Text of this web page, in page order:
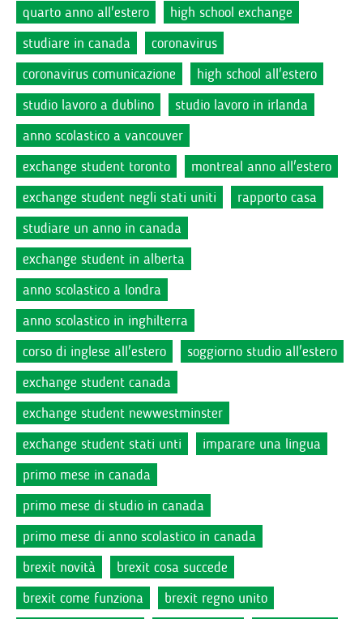
quarto anno all'estero
high school exchange
studiare in canada
coronavirus
coronavirus comunicazione
high school all'estero
studio lavoro a dublino
studio lavoro in irlanda
anno scolastico a vancouver
exchange student toronto
montreal anno all'estero
exchange student negli stati uniti
rapporto casa
studiare un anno in canada
exchange student in alberta
anno scolastico a londra
anno scolastico in inghilterra
corso di inglese all'estero
soggiorno studio all'estero
exchange student canada
exchange student newwestminster
exchange student stati unti
imparare una lingua
primo mese in canada
primo mese di studio in canada
primo mese di anno scolastico in canada
brexit novità
brexit cosa succede
brexit come funziona
brexit regno unito